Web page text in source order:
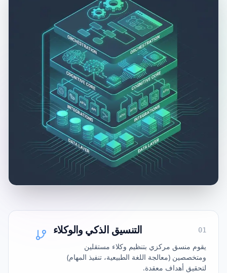
التنسيق الذكي والوكلاء
يقوم منسق مركزي بتنظيم وكلاء مستقلين
ومتخصصين (معالجة اللغة الطبيعية، تنفيذ المهام)
لتحقيق أهداف معقدة.